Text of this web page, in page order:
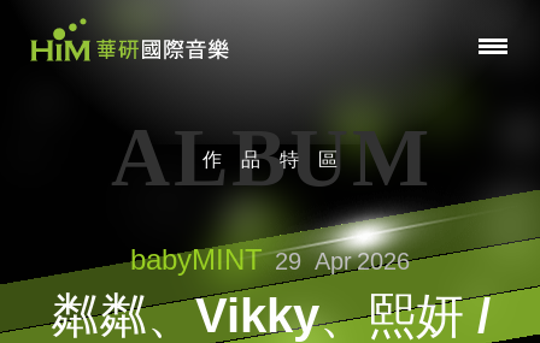
作品特區
ALBUM
babyMINT Apr2026
29
粼粼、Vikky、熙妍 /